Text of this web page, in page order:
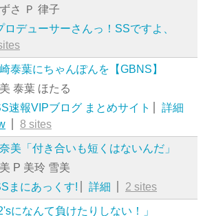
さ Ｐ 律子
ロデューサーさんっ！SSですよ、
泰葉にちゃんぽんを【GBNS】
泰葉 ほたる
速報VIPブログ まとめサイト
詳細
8 sites
美「付き合いも短くはないんだ」
P 美玲 雪美
まにあっくす! 詳細 2 sites
になんて負けたりしない！」